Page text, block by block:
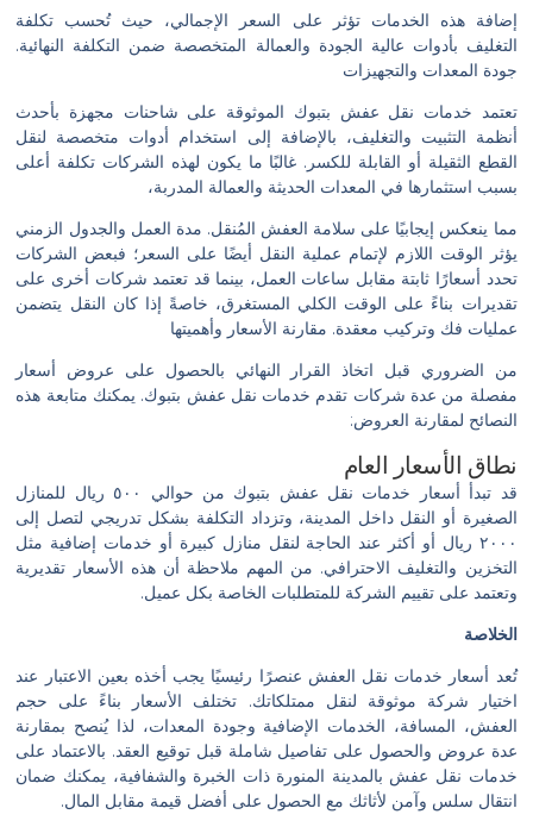
إضافة هذه الخدمات تؤثر على السعر الإجمالي، حيث تُحسب تكلفة
التغليف بأدوات عالية الجودة والعمالة المتخصصة ضمن التكلفة النهائية.
جودة المعدات والتجهيزات
تعتمد خدمات نقل عفش بتبوك الموثوقة على شاحنات مجهزة بأحدث
أنظمة التثبيت والتغليف، بالإضافة إلى استخدام أدوات متخصصة لنقل
القطع الثقيلة أو القابلة للكسر. غالبًا ما يكون لهذه الشركات تكلفة أعلى
بسبب استثمارها في المعدات الحديثة والعمالة المدربة،
مما ينعكس إيجابيًا على سلامة العفش المُنقل. مدة العمل والجدول الزمني
يؤثر الوقت اللازم لإتمام عملية النقل أيضًا على السعر؛ فبعض الشركات
تحدد أسعارًا ثابتة مقابل ساعات العمل، بينما قد تعتمد شركات أخرى على
تقديرات بناءً على الوقت الكلي المستغرق، خاصةً إذا كان النقل يتضمن
عمليات فك وتركيب معقدة. مقارنة الأسعار وأهميتها
من الضروري قبل اتخاذ القرار النهائي بالحصول على عروض أسعار
مفصلة من عدة شركات تقدم خدمات نقل عفش بتبوك. يمكنك متابعة هذه
النصائح لمقارنة العروض:
نطاق الأسعار العام
قد تبدأ أسعار خدمات نقل عفش بتبوك من حوالي ٥٠٠ ريال للمنازل
الصغيرة أو النقل داخل المدينة، وتزداد التكلفة بشكل تدريجي لتصل إلى
٢٠٠٠ ريال أو أكثر عند الحاجة لنقل منازل كبيرة أو خدمات إضافية مثل
التخزين والتغليف الاحترافي. من المهم ملاحظة أن هذه الأسعار تقديرية
وتعتمد على تقييم الشركة للمتطلبات الخاصة بكل عميل.
الخلاصة
تُعد أسعار خدمات نقل العفش عنصرًا رئيسيًا يجب أخذه بعين الاعتبار عند
اختيار شركة موثوقة لنقل ممتلكاتك. تختلف الأسعار بناءً على حجم
العفش، المسافة، الخدمات الإضافية وجودة المعدات، لذا يُنصح بمقارنة
عدة عروض والحصول على تفاصيل شاملة قبل توقيع العقد. بالاعتماد على
خدمات نقل عفش بالمدينة المنورة ذات الخبرة والشفافية، يمكنك ضمان
انتقال سلس وآمن لأثاثك مع الحصول على أفضل قيمة مقابل المال.